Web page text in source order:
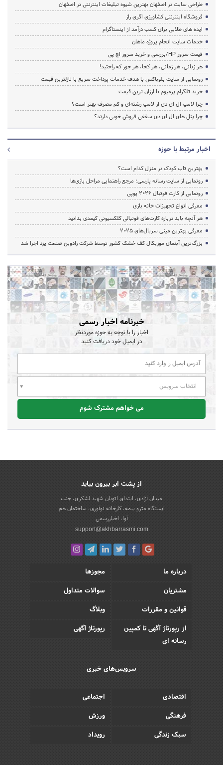
طراحی سایت در اصفهان بهترین شیوه تبلیغات اینترنتی در اصفهان
فروشگاه اینترنتی کشاورزی اگری راز
ایده های طلایی برای کسب درآمد از اینستاگرام
خدمات سایت انجام پروژه ماهان
قیمت سرور HP/بررسی و خرید سرور اچ پی
هر زبانی، هر زمانی، هر کجا، هر جور که راحتید!
رونمایی از سایت بلوباکس با هدف خدمات پرداخت سریع با نازلترین قیمت
خرید تلگرام پرمیوم با ارزان ترین قیمت
چرا لامپ ال ای دی از لامپ رشته‌ای و کم مصرف بهتر است؟
چرا پنل های ال ای دی سقفی فروش خوبی دارند؟
اخبار مرتبط با حوزه
بهترین تاب کودک در منزل کدام است؟
رونمایی از سایت رسانه پارسی؛ مرجع راهنمایی مراحل بازی‌ها
رونمایی از کارت فوتبال ۲۰۲۶ پوپی
معرفی انواع تجهیزات خانه بازی
هر آنچه باید درباره کارت‌های فوتبالی کلکسیونی کیمدی بدانید
معرفی بهترین مینی سریال‌های 2025
بزرگ‌ترین آبنمای موزیکال کف خشک کشور توسط شرکت رادوین صنعت یزد اجرا شد
خبرنامه اخبار رسمی
اخبار را با توجه به حوزه موردنظر
در ایمیل خود دریافت کنید
انتخاب سرویس
می خواهم مشترک شوم
از پشت ابر بیرون بیاید
میدان آزادی، ابتدای اتوبان شهید لشکری، جنب
ایستگاه مترو بیمه، کارخانه نوآوری، ساختمان هم
آوا، اخباررسمی
support@akhbarrasmi.com
درباره ما
مجوزها
مشتریان
سوالات متداول
قوانین و مقررات
وبلاگ
از رپورتاژ آگهی تا کمپین
رسانه ای
رپورتاژ آگهی
سرویس‌های خبری
اقتصادی
اجتماعی
فرهنگی
ورزش
سبک زندگی
رویداد